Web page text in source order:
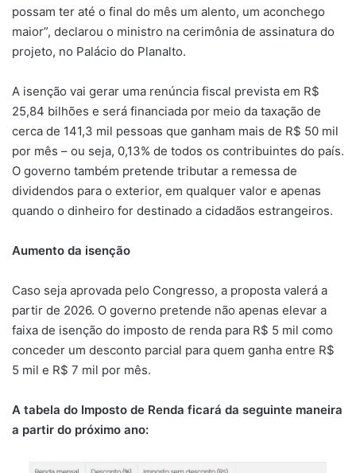
possam ter até o final do mês um alento, um aconchego
maior”, declarou o ministro na cerimônia de assinatura do
projeto, no Palácio do Planalto.
A isenção vai gerar uma renúncia fiscal prevista em R$
25,84 bilhões e será financiada por meio da taxação de
cerca de 141,3 mil pessoas que ganham mais de R$ 50 mil
por mês – ou seja, 0,13% de todos os contribuintes do país.
O governo também pretende tributar a remessa de
dividendos para o exterior, em qualquer valor e apenas
quando o dinheiro for destinado a cidadãos estrangeiros.
Aumento da isenção
Caso seja aprovada pelo Congresso, a proposta valerá a
partir de 2026. O governo pretende não apenas elevar a
faixa de isenção do imposto de renda para R$ 5 mil como
conceder um desconto parcial para quem ganha entre R$
5 mil e R$ 7 mil por mês.
A tabela do Imposto de Renda ficará da seguinte maneira
a partir do próximo ano: